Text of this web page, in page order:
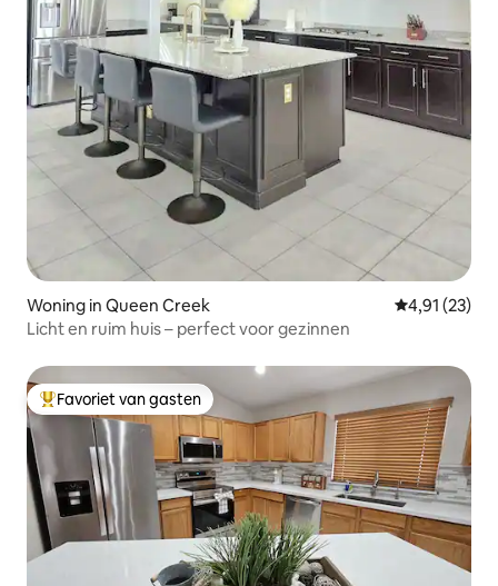
Woning in Queen Creek Gemiddelde
4,91 (23)
Licht en ruim huis – perfect voor gezinnen
Topfavoriet van gasten
Favoriet van gasten